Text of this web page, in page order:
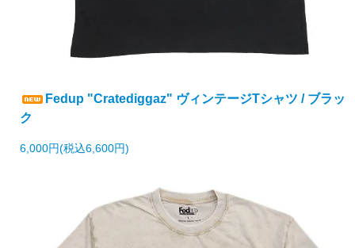
Fedup "Cratediggaz" ヴィンテージTシャツ / ブラッ
ク
6,000円(税込6,600円)